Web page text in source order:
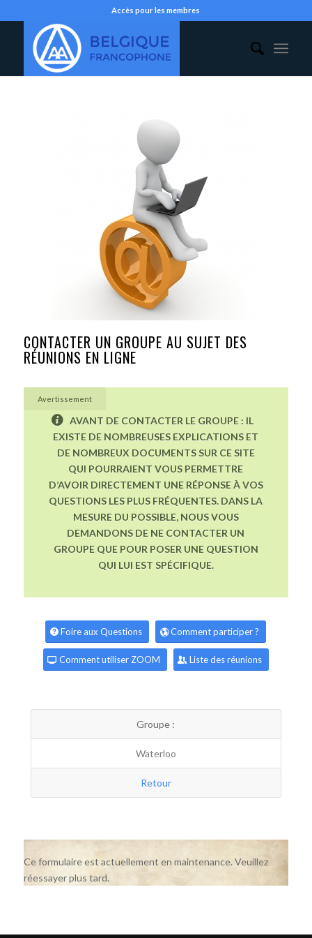
Accès pour les membres
CONTACTER UN GROUPE AU SUJET DES
RÉUNIONS EN LIGNE
Avertissement
AVANT DE CONTACTER LE GROUPE : IL
EXISTE DE NOMBREUSES EXPLICATIONS ET
DE NOMBREUX DOCUMENTS SUR CE SITE
QUI POURRAIENT VOUS PERMETTRE
D’AVOIR DIRECTEMENT UNE RÉPONSE À VOS
QUESTIONS LES PLUS FRÉQUENTES. DANS LA
MESURE DU POSSIBLE, NOUS VOUS
DEMANDONS DE NE CONTACTER UN
GROUPE QUE POUR POSER UNE QUESTION
QUI LUI EST SPÉCIFIQUE.
Foire aux Questions Comment participer ?
Comment utiliser ZOOM Liste des réunions
Groupe :
Waterloo
Retour
Ce formulaire est actuellement en maintenance. Veuillez
réessayer plus tard.